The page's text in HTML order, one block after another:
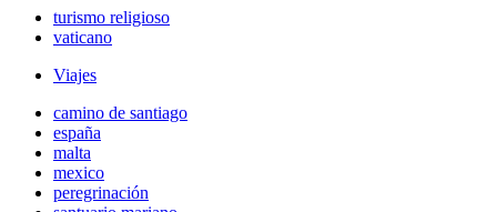
turismo religioso
vaticano
Viajes
camino de santiago
españa
malta
mexico
peregrinación